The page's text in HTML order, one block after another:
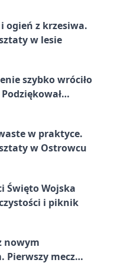
ogień z krzesiwa.
w lesie
szybko wróciło
w praktyce.
w Ostrowcu
Święto Wojska
i piknik
nowym
Pierwszy mecz